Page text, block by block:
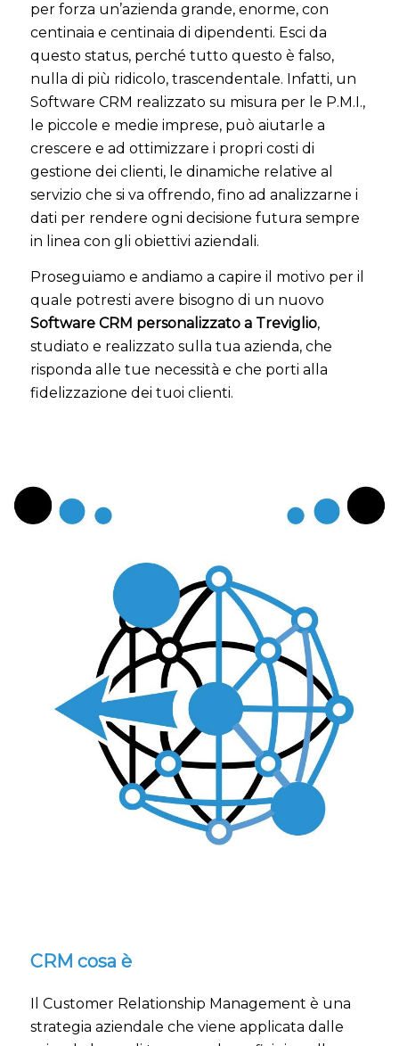
per forza un’azienda grande, enorme, con
centinaia e centinaia di dipendenti. Esci da
questo status, perché tutto questo è falso,
nulla di più ridicolo, trascendentale. Infatti, un
Software CRM realizzato su misura per le P.M.I.,
le piccole e medie imprese, può aiutarle a
crescere e ad ottimizzare i propri costi di
gestione dei clienti, le dinamiche relative al
servizio che si va offrendo, fino ad analizzarne i
dati per rendere ogni decisione futura sempre
in linea con gli obiettivi aziendali.
Proseguiamo e andiamo a capire il motivo per il
quale potresti avere bisogno di un nuovo
Software CRM personalizzato a Treviglio,
studiato e realizzato sulla tua azienda, che
risponda alle tue necessità e che porti alla
fidelizzazione dei tuoi clienti.
CRM cosa è
Il Customer Relationship Management è una
strategia aziendale che viene applicata dalle